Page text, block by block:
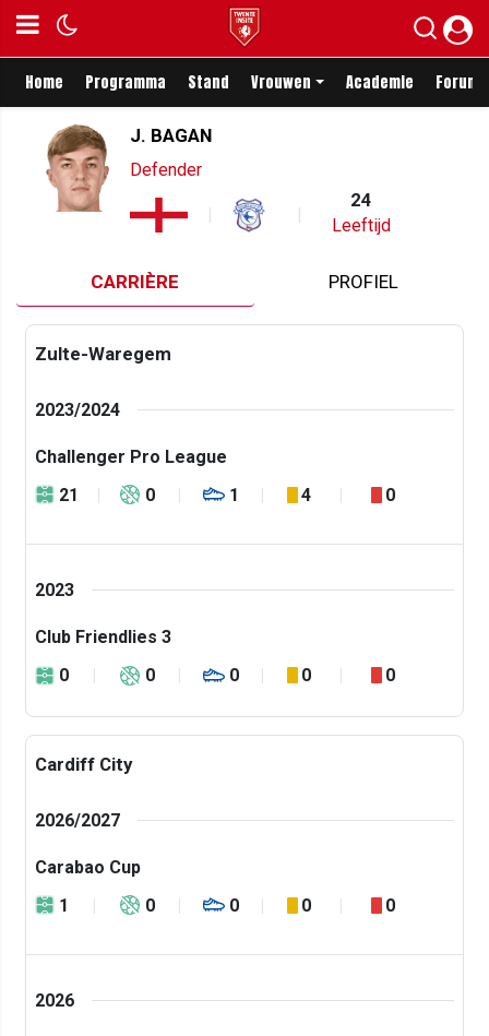
Home Programma Stand Vrouwen Academie Forum
J. BAGAN
Defender
24
Leeftijd
CARRIÈRE PROFIEL
Zulte-Waregem
2023/2024
Challenger Pro League
21
0 1 4 0
2023
Club Friendlies 3
0
0 0 0 0
Cardiff City
2026/2027
Carabao Cup
1
0 0 0 0
2026